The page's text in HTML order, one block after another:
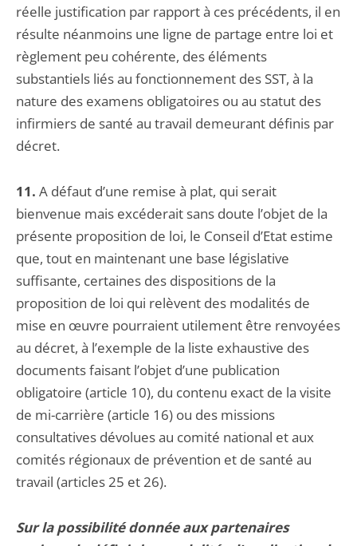
réelle justification par rapport à ces précédents, il en
résulte néanmoins une ligne de partage entre loi et
règlement peu cohérente, des éléments
substantiels liés au fonctionnement des SST, à la
nature des examens obligatoires ou au statut des
infirmiers de santé au travail demeurant définis par
décret.
11. A défaut d’une remise à plat, qui serait
bienvenue mais excéderait sans doute l’objet de la
présente proposition de loi, le Conseil d’Etat estime
que, tout en maintenant une base législative
suffisante, certaines des dispositions de la
proposition de loi qui relèvent des modalités de
mise en œuvre pourraient utilement être renvoyées
au décret, à l’exemple de la liste exhaustive des
documents faisant l’objet d’une publication
obligatoire (article 10), du contenu exact de la visite
de mi-carrière (article 16) ou des missions
consultatives dévolues au comité national et aux
comités régionaux de prévention et de santé au
travail (articles 25 et 26).
Sur la possibilité donnée aux partenaires